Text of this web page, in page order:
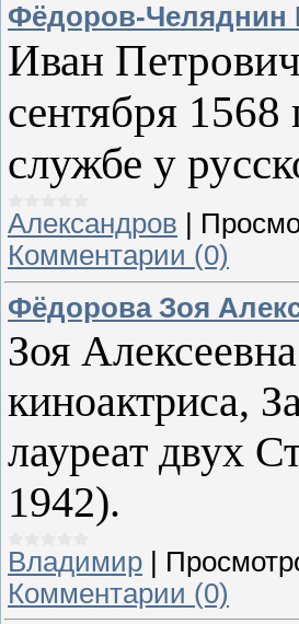
Фёдоров-Челяднин
Иван
сентября
службе у
Александров
Комментарии (0)
Фёдорова Зоя
Зоя
киноактриса,
лауреат двух
1942).
Владимир
Комментарии (0)